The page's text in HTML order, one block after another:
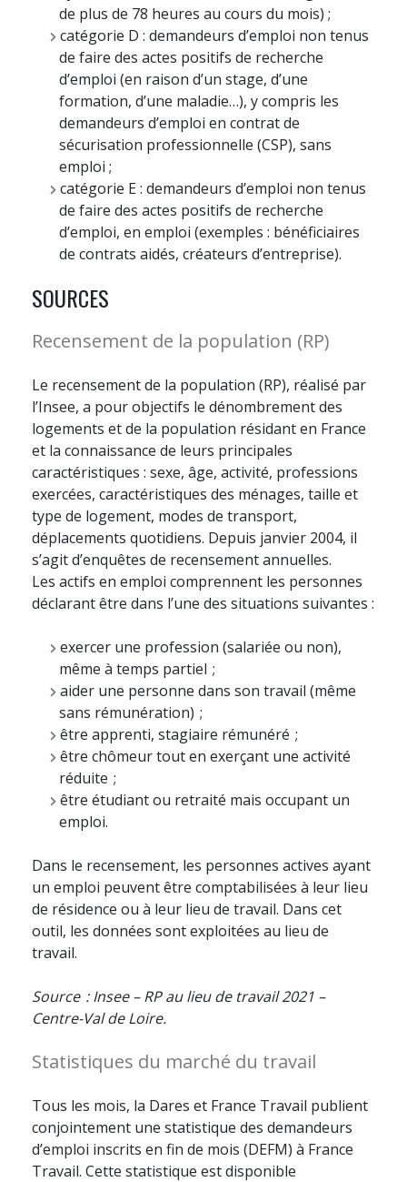
de plus de 78 heures au cours du mois) ;
catégorie D : demandeurs d’emploi non tenus
de faire des actes positifs de recherche
d’emploi (en raison d’un stage, d’une
formation, d’une maladie…), y compris les
demandeurs d’emploi en contrat de
sécurisation professionnelle (CSP), sans
emploi ;
catégorie E : demandeurs d’emploi non tenus
de faire des actes positifs de recherche
d’emploi, en emploi (exemples : bénéficiaires
de contrats aidés, créateurs d’entreprise).
SOURCES
Recensement de la population (RP)
Le recensement de la population (RP), réalisé par
l’Insee, a pour objectifs le dénombrement des
logements et de la population résidant en France
et la connaissance de leurs principales
caractéristiques : sexe, âge, activité, professions
exercées, caractéristiques des ménages, taille et
type de logement, modes de transport,
déplacements quotidiens. Depuis janvier 2004, il
s’agit d’enquêtes de recensement annuelles.
Les actifs en emploi comprennent les personnes
déclarant être dans l’une des situations suivantes :
exercer une profession (salariée ou non),
même à temps partiel ;
aider une personne dans son travail (même
sans rémunération) ;
être apprenti, stagiaire rémunéré ;
être chômeur tout en exerçant une activité
réduite ;
être étudiant ou retraité mais occupant un
emploi.
Dans le recensement, les personnes actives ayant
un emploi peuvent être comptabilisées à leur lieu
de résidence ou à leur lieu de travail. Dans cet
outil, les données sont exploitées au lieu de
travail.
Source : Insee – RP au lieu de travail 2021 –
Centre-Val de Loire.
Statistiques du marché du travail
Tous les mois, la Dares et France Travail publient
conjointement une statistique des demandeurs
d’emploi inscrits en fin de mois (DEFM) à France
Travail. Cette statistique est disponible